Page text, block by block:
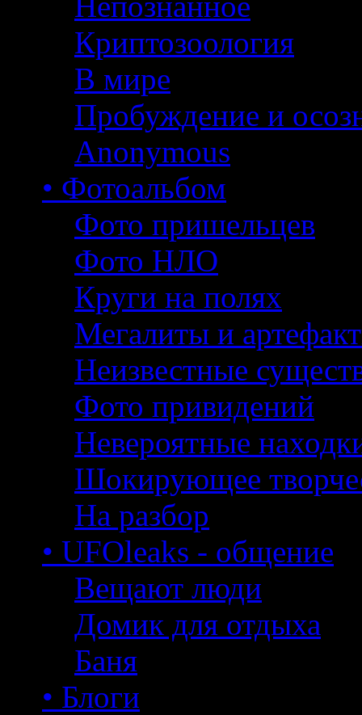
Криптозоология
В мире
Пробуждение и
Anonymous
• Фотоальбом
Фото пришельцев
Фото НЛО
Круги на полях
Мегалиты и
Неизвестные
Фото привидений
Невероятные
Шокирующее
На разбор
• UFOleaks - общение
Вещают люди
Домик для отдыха
Баня
• Блоги